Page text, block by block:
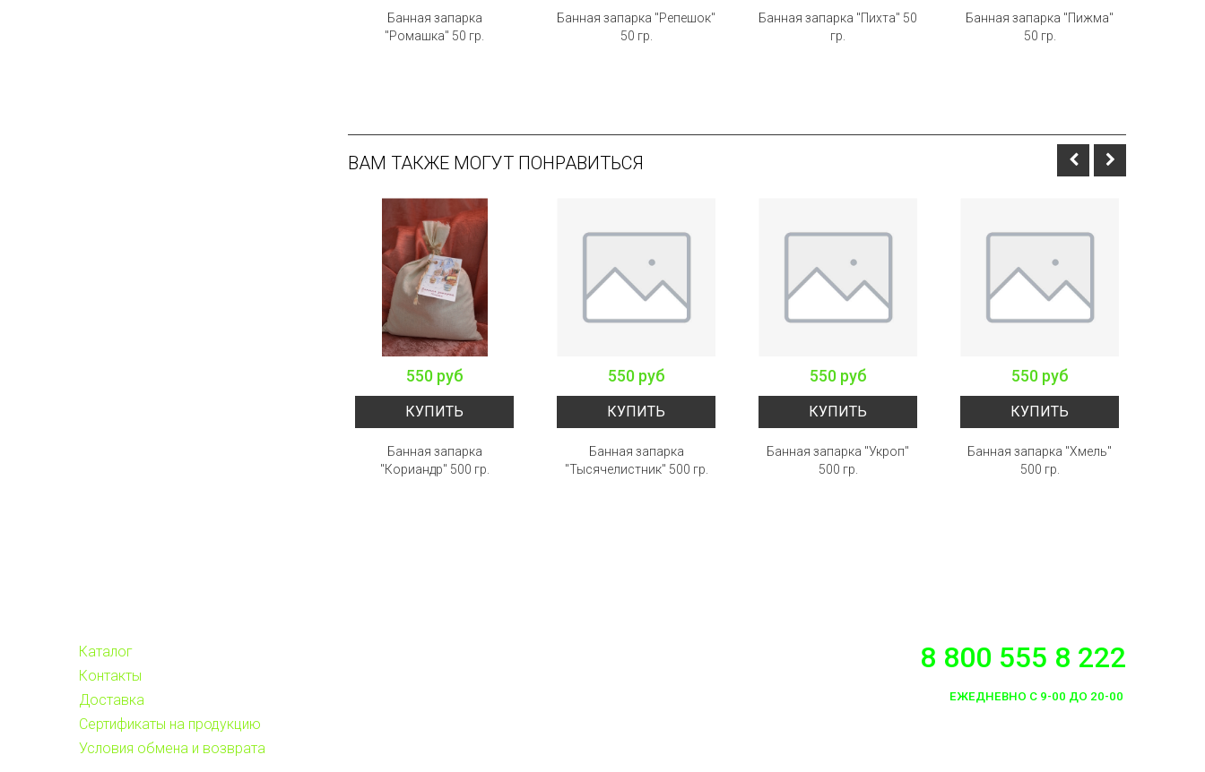
Банная запарка
"Ромашка" 50 гр.
Банная запарка "Репешок"
50 гр.
Банная запарка "Пихта" 50
гр.
Банная запарка "Пижма"
50 гр.
ВАМ ТАКЖЕ МОГУТ ПОНРАВИТЬСЯ
550 руб
КУПИТЬ
Банная запарка
"Кориандр" 500 гр.
550 руб
КУПИТЬ
Банная запарка
"Тысячелистник" 500 гр.
550 руб
КУПИТЬ
Банная запарка "Укроп"
500 гр.
550 руб
КУПИТЬ
Банная запарка "Хмель"
500 гр.
Каталог
Контакты
Доставка
Сертификаты на продукцию
Условия обмена и возврата
8 800 555 8 222
ЕЖЕДНЕВНО С 9-00 ДО 20-00